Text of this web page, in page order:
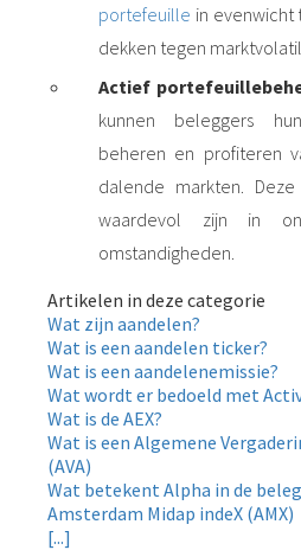
portefeuille in evenwicht
dekken tegen
Actief
kunnen beleggers
beheren en profiteren
dalende markten.
waardevol zijn in
omstandigheden.
Artikelen in deze categorie
Wat zijn aandelen?
Wat is een aandelen ticker?
Wat is een aandelenemissie?
Wat wordt er bedoeld met
Wat is de AEX?
Wat is een Algemene
(AVA)
Wat betekent Alpha in de
Amsterdam Midap indeX (AMX)
[...]